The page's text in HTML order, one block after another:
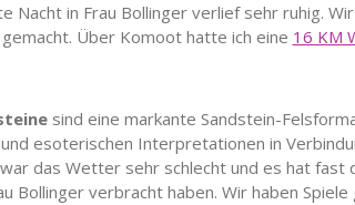
Nacht in Frau Bollinger verlief sehr ruhig.
Über Komoot hatte ich eine 16 KM
sind eine markante Sandstein-
esoterischen Interpretationen in
das Wetter sehr schlecht und es hat
Bollinger verbracht haben. Wir haben